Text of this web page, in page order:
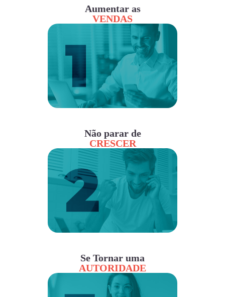
Aumentar as
VENDAS
Não parar de
CRESCER
Se Tornar uma
AUTORIDADE